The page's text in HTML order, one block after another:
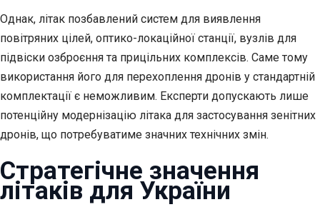
Однак, літак позбавлений систем для виявлення
повітряних цілей, оптико-локаційної станції, вузлів для
підвіски озброєння та прицільних комплексів. Саме тому
використання його для перехоплення дронів у стандартній
комплектації є неможливим. Експерти допускають лише
потенційну модернізацію літака для застосування зенітних
дронів, що потребуватиме значних технічних змін.
Стратегічне значення
літаків для України